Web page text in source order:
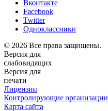
Вконтакте
Facebook
Twitter
Одноклассники
© 2026 Все права защищены.
Версия для
слабовидящих
Версия для
печати
Лицензии
Контролирующие организации
Карта сайта